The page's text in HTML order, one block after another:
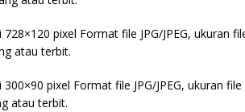
pixel Format file JPG/JPEG, ukuran
atau terbit.
pixel Format file JPG/JPEG, ukuran
atau terbit.